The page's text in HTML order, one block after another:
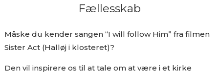
Fællesskab
Måske du kender sangen “I will follow Him” fra filmen
Sister Act (Halløj i klosteret)?
Den vil inspirere os til at tale om at være i et kirke